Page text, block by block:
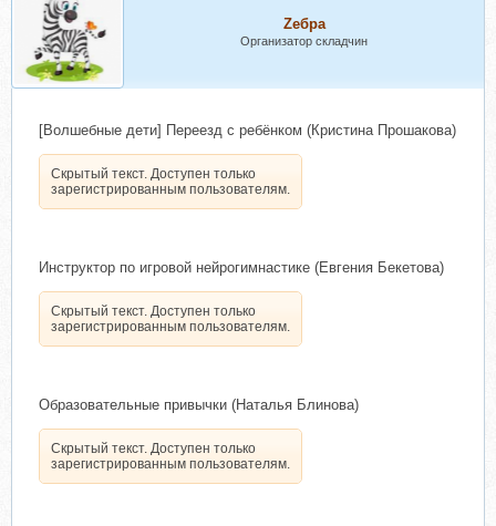
Zебра
Организатор складчин
[Волшебные дети] Переезд с ребёнком (Кристина Прошакова)
Скрытый текст. Доступен только
зарегистрированным пользователям.
Инструктор по игровой нейрогимнастике (Евгения Бекетова)
Скрытый текст. Доступен только
зарегистрированным пользователям.
Образовательные привычки (Наталья Блинова)
Скрытый текст. Доступен только
зарегистрированным пользователям.